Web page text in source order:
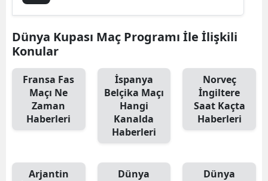
Dünya Kupası Maç Programı İle İlişkili
Konular
Fransa Fas
Maçı Ne
Zaman
Haberleri
İspanya
Belçika Maçı
Hangi
Kanalda
Haberleri
Norveç
İngiltere
Saat Kaçta
Haberleri
Arjantin
Dünya
Dünya